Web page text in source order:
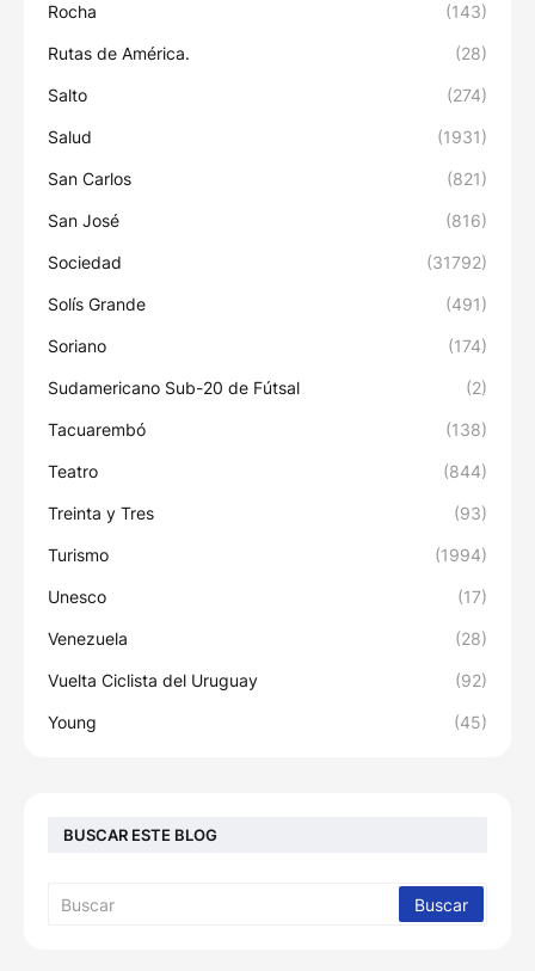
Rocha (143)
Rutas de América. (28)
Salto (274)
Salud (1931)
San Carlos (821)
San José (816)
Sociedad (31792)
Solís Grande (491)
Soriano (174)
Sudamericano Sub-20 de Fútsal (2)
Tacuarembó (138)
Teatro (844)
Treinta y Tres (93)
Turismo (1994)
Unesco (17)
Venezuela (28)
Vuelta Ciclista del Uruguay (92)
Young (45)
BUSCAR ESTE BLOG